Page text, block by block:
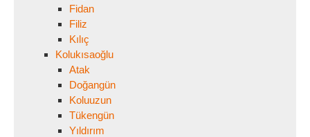
Fidan
Filiz
Kılıç
Kolukısaoğlu
Atak
Doğangün
Koluuzun
Tükengün
Yıldırım